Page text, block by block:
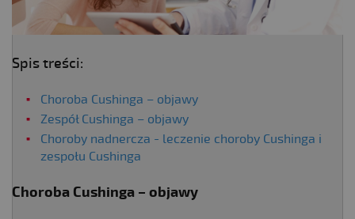
Spis treści:
Choroba Cushinga – objawy
Zespół Cushinga – objawy
Choroby nadnercza - leczenie choroby Cushinga i
zespołu Cushinga
Choroba Cushinga – objawy